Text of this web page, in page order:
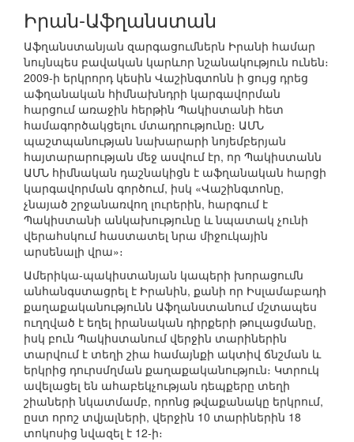
Իրան-Աֆղանստան
Աֆղանստանյան զարգացումներն Իրանի համար
նույնպես բավական կարևոր նշանակություն ունեն։
2009-ի երկրորդ կեսին Վաշինգտոնն ի ցույց դրեց
աֆղանական հիմնախնդրի կարգավորման
հարցում առաջին հերթին Պակիստանի հետ
համագործակցելու մտադրությունը։ ԱՄՆ
պաշտպանության նախարարի նոյեմբերյան
հայտարարության մեջ ասվում էր, որ Պակիստանն
ԱՄՆ հիմնական դաշնակիցն է աֆղանական հարցի
կարգավորման գործում, իսկ «Վաշինգտոնը,
չնայած շրջանառվող լուրերին, հարգում է
Պակիստանի անկախությունը և նպատակ չունի
վերահսկում հաստատել նրա միջուկային
արսենալի վրա»։
Ամերիկա-պակիստանյան կապերի խորացումն
անհանգստացրել է Իրանին, քանի որ Իսլամաբադի
քաղաքականությունն Աֆղանստանում մշտապես
ուղղված է եղել իրանական դիրքերի թուլացմանը,
իսկ բուն Պակիստանում վերջին տարիներին
տարվում է տեղի շիա համայնքի ակտիվ ճնշման և
երկրից դուրսմղման քաղաքականություն։ Կտրուկ
ավելացել են ահաբեկչության դեպքերը տեղի
շիաների նկատմամբ, որոնց թվաքանակը երկրում,
ըստ որոշ տվյալների, վերջին 10 տարիներին 18
տոկոսից նվազել է 12-ի։